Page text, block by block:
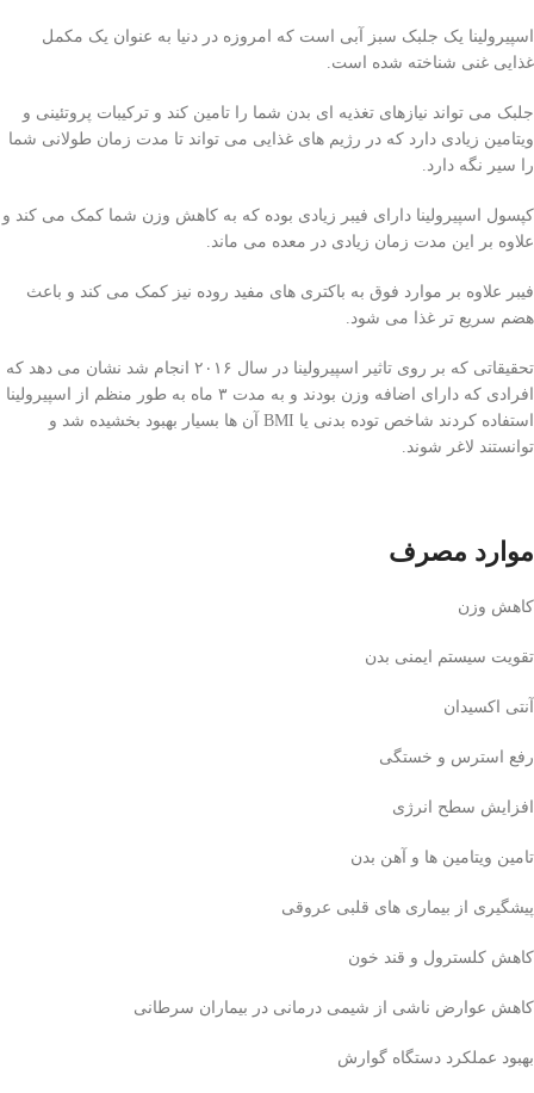
اسپیرولینا یک جلبک سبز آبی است که امروزه در دنیا به عنوان یک مکمل
غذایی غنی شناخته شده است.
جلبک می تواند نیازهای تغذیه ای بدن شما را تامین کند و ترکیبات پروتئینی و
ویتامین زیادی دارد که در رژیم های غذایی می تواند تا مدت زمان طولانی شما
را سیر نگه دارد.
کپسول اسپیرولینا دارای فیبر زیادی بوده که به کاهش وزن شما کمک می کند و
علاوه بر این مدت زمان زیادی در معده می ماند.
فیبر علاوه بر موارد فوق به باکتری های مفید روده نیز کمک می کند و باعث
هضم سریع تر غذا می شود.
تحقیقاتی که بر روی تاثیر اسپیرولینا در سال ۲۰۱۶ انجام شد نشان می دهد که
افرادی که دارای اضافه وزن بودند و به مدت ۳ ماه به طور منظم از اسپیرولینا
استفاده کردند شاخص توده بدنی یا BMI آن ها بسیار بهبود بخشیده شد و
توانستند لاغر شوند.
موارد مصرف
کاهش وزن
تقویت سیستم ایمنی بدن
آنتی اکسیدان
رفع استرس و خستگی
افزایش سطح انرژی
تامین ویتامین ها و آهن بدن
پیشگیری از بیماری های قلبی عروقی
کاهش کلسترول و قند خون
کاهش عوارض ناشی از شیمی درمانی در بیماران سرطانی
بهبود عملکرد دستگاه گوارش